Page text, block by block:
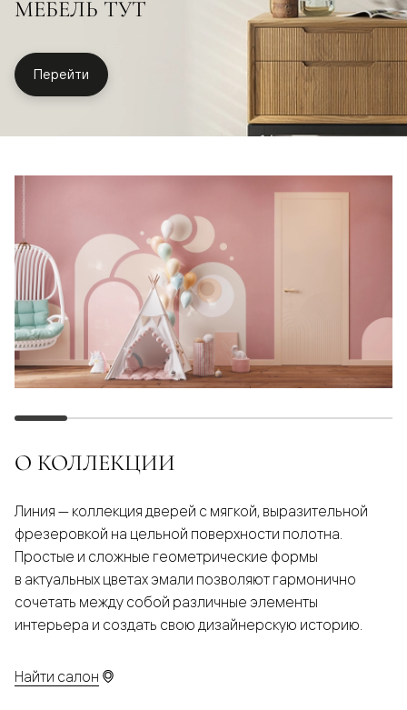
МЕБЕЛЬ ТУТ
Перейти
О КОЛЛЕКЦИИ
Линия — коллекция дверей с мягкой, выразительной
фрезеровкой на цельной поверхности полотна.
Простые и сложные геометрические формы
в актуальных цветах эмали позволяют гармонично
сочетать между собой различные элементы
интерьера и создать свою дизайнерскую историю.
Найти салон